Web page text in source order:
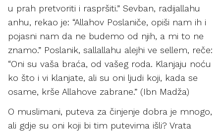
u prah pretvoriti i raspršiti.” Sevban, radijallahu
anhu, rekao je: “Allahov Poslaniče, opiši nam ih i
pojasni nam da ne budemo od njih, a mi to ne
znamo.” Poslanik, sallallahu alejhi ve sellem, reče:
“Oni su vaša braća, od vašeg roda. Klanjaju noću
ko što i vi klanjate, ali su oni ljudi koji, kada se
osame, krše Allahove zabrane.” (Ibn Madža)
O muslimani, puteva za činjenje dobra je mnogo,
ali gdje su oni koji bi tim putevima išli? Vrata